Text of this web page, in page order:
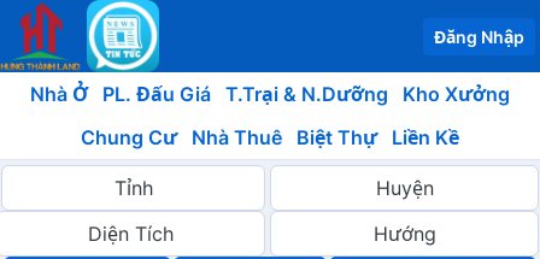
Đăng Nhập
Nhà Ở PL. Đấu Giá T.Trại & N.Dưỡng
Kho Xưởng
Chung Cư
Nhà Thuê Biệt Thự Liền Kề